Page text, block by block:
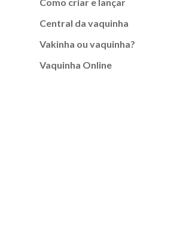
Central da vaquinha
Vakinha ou vaquinha?
Vaquinha Online